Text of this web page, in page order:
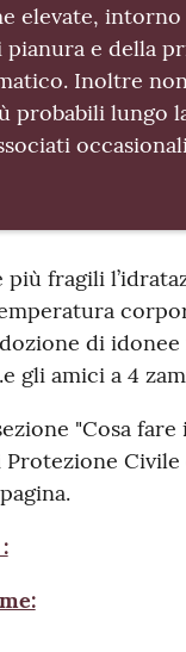
elevate, intorno
e della
Inoltre
probabili lungo
fragili
di
gli amici a 4
"Cosa fare
Civile